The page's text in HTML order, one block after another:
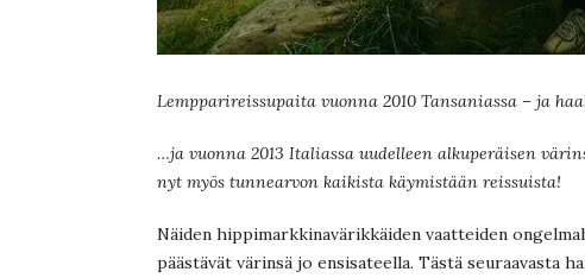
Lempparireissupaita vuonna 2010 Tansaniassa – ja
…ja vuonna 2013 Italiassa uudelleen alkuperäisen
nyt myös tunnearvon kaikista käymistään reissuista!
Näiden hippimarkkinavärikkäiden vaatteiden
päästävät värinsä jo ensisateella. Tästä seuraavasta